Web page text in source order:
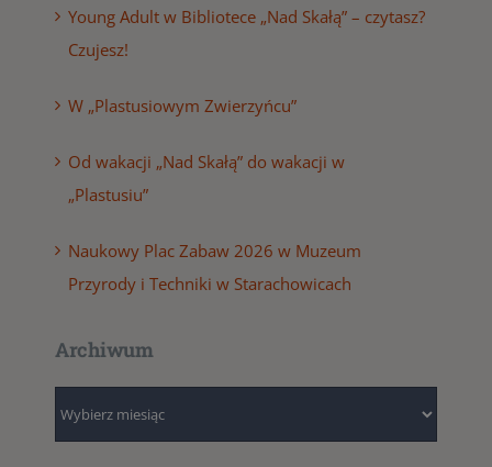
Young Adult w Bibliotece „Nad Skałą” – czytasz?
Czujesz!
W „Plastusiowym Zwierzyńcu”
Od wakacji „Nad Skałą” do wakacji w
„Plastusiu”
Naukowy Plac Zabaw 2026 w Muzeum
Przyrody i Techniki w Starachowicach
Archiwum